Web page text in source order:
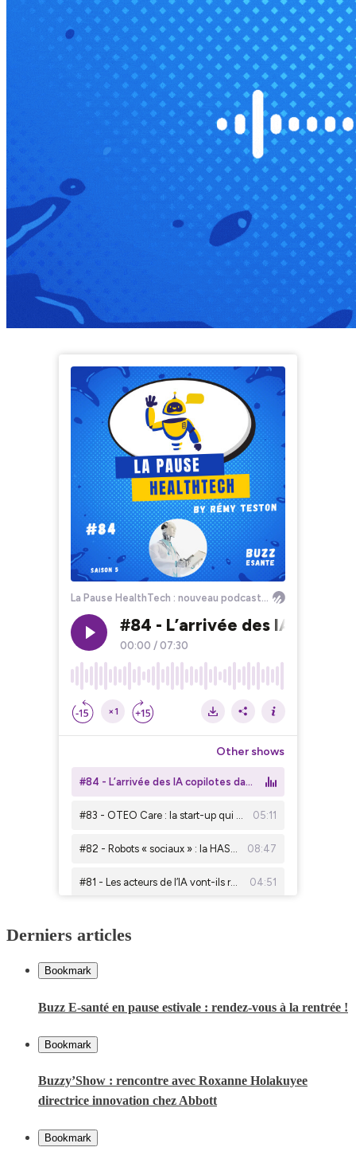
Derniers articles
Bookmark
Buzz E-santé en pause estivale : rendez-vous à la rentrée !
Bookmark
Buzzy’Show : rencontre avec Roxanne Holakuyee
directrice innovation chez Abbott
Bookmark